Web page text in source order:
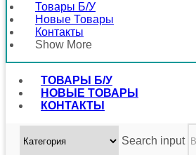
Товары Б/у
Новые Товары
Контакты
Show More
ТОВАРЫ Б/У
НОВЫЕ ТОВАРЫ
КОНТАКТЫ
Search input